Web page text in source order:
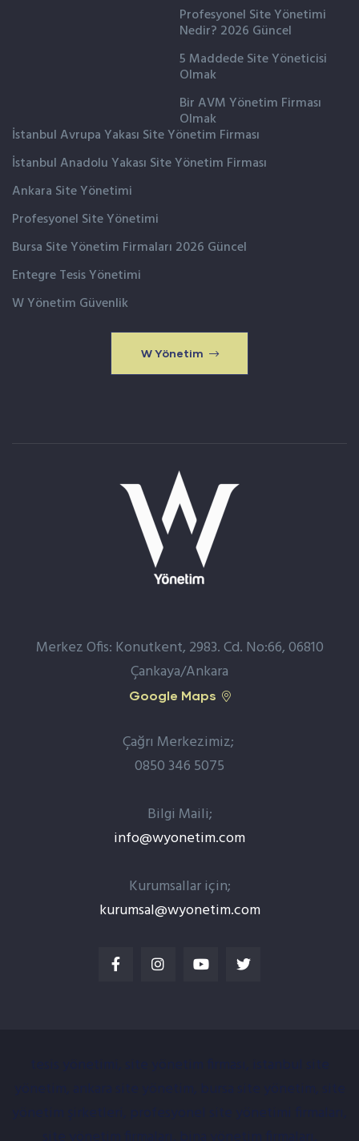
Profesyonel Site Yönetimi
Nedir? 2026 Güncel
5 Maddede Site Yöneticisi
Olmak
Bir AVM Yönetim Firması
Olmak
İstanbul Avrupa Yakası Site Yönetim Firması
İstanbul Anadolu Yakası Site Yönetim Firması
Ankara Site Yönetimi
Profesyonel Site Yönetimi
Bursa Site Yönetim Firmaları 2026 Güncel
Entegre Tesis Yönetimi
W Yönetim Güvenlik
W Yönetim
Merkez Ofis: Konutkent, 2983. Cd. No:66, 06810
Çankaya/Ankara
Google Maps
Çağrı Merkezimiz;
0850 346 5075
Bilgi Maili;
info@wyonetim.com
Kurumsallar için;
kurumsal@wyonetim.com